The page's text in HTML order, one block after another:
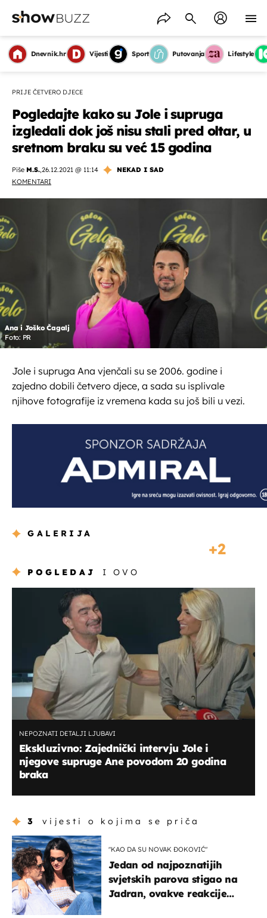
Dnevnik.hr Vijesti Sport Putovanja Lifestyle
PRIJE ČETVERO DJECE
Pogledajte kako su Jole i supruga
izgledali dok još nisu stali pred oltar, u
sretnom braku su već 15 godina
Piše M.S.,26.12.2021 @ 11:14
NEKAD I SAD
KOMENTARI
Ana i Joško Čagalj
Foto: PR
Jole i supruga Ana vjenčali su se 2006. godine i
zajedno dobili četvero djece, a sada su isplivale
njihove fotografije iz vremena kada su još bili u vezi.
GALERIJA
2
POGLEDAJ I OVO
NEPOZNATI DETALJI LJUBAVI
Ekskluzivno: Zajednički intervju Jole i
njegove supruge Ane povodom 20 godina
braka
3 vijesti o kojima se priča
"KAO DA SU NOVAK ĐOKOVIĆ"
Jedan od najpoznatijih
svjetskih parova stigao na
Jadran, ovakve reakcije
OMOGUĆI OBAVIJESTI